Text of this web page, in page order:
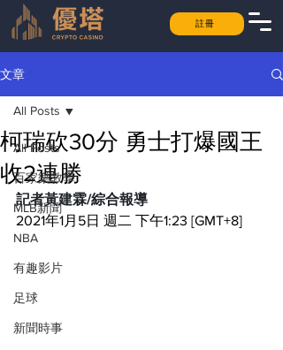
註冊
文章
All Posts
百家樂教學
MLB新聞
NBA
有趣影片
足球
新聞時事
All Posts
柯瑞砍30分 勇士打爆國王
收2連勝
記者黃建霖/綜合報導
2021年1月5日 週二 下午1:23 [GMT+8]